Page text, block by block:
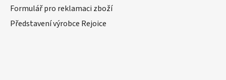
Formulář pro reklamaci zboží
Představení výrobce Rejoice